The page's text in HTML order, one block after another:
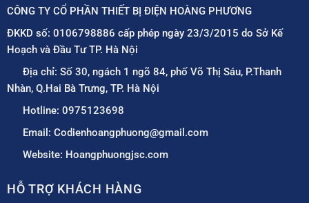
CÔNG TY CỔ PHẦN THIẾT BỊ ĐIỆN HOÀNG PHƯƠNG
ĐKKD số: 0106798886 cấp phép ngày 23/3/2015 do Sở Kế
Hoạch và Đầu Tư TP. Hà Nội
Địa chỉ: Số 30, ngách 1 ngõ 84, phố Võ Thị Sáu, P.Thanh
Nhàn, Q.Hai Bà Trưng, TP. Hà Nội
Hotline: 0975123698
Email: Codienhoangphuong@gmail.com
Website: Hoangphuongjsc.com
HỖ TRỢ KHÁCH HÀNG